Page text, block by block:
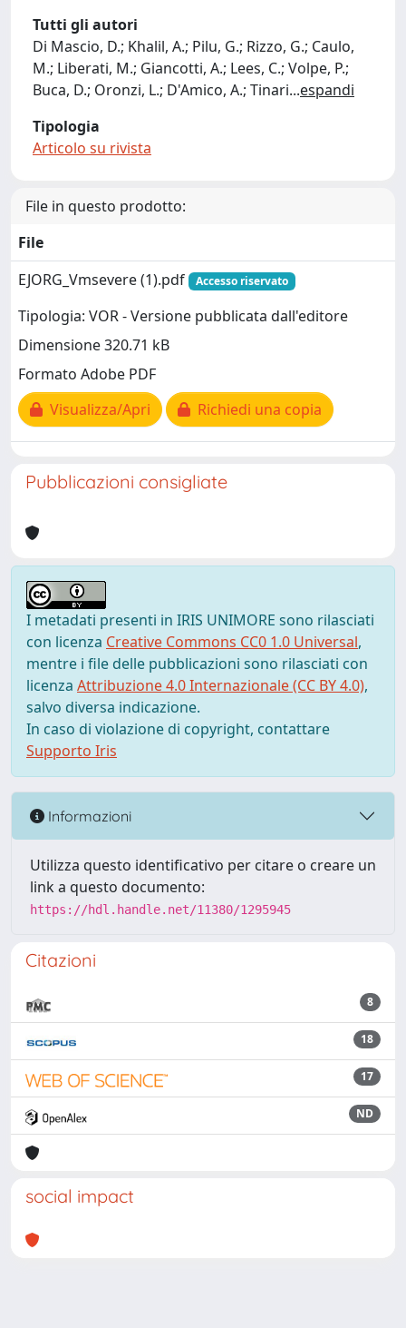
Tutti gli autori
Di Mascio, D.; Khalil, A.; Pilu, G.; Rizzo, G.; Caulo,
M.; Liberati, M.; Giancotti, A.; Lees, C.; Volpe, P.;
Buca, D.; Oronzi, L.; D'Amico, A.; Tinari...espandi
Tipologia
Articolo su rivista
File in questo prodotto:
File
EJORG_Vmsevere (1).pdf
Accesso riservato
Tipologia: VOR - Versione pubblicata dall'editore
Dimensione 320.71 kB
Formato Adobe PDF
Visualizza/Apri
Richiedi una copia
Pubblicazioni consigliate
I metadati presenti in IRIS UNIMORE sono rilasciati
con licenza Creative Commons CC0 1.0 Universal,
mentre i file delle pubblicazioni sono rilasciati con
licenza Attribuzione 4.0 Internazionale (CC BY 4.0),
salvo diversa indicazione.
In caso di violazione di copyright, contattare
Supporto Iris
Informazioni
Utilizza questo identificativo per citare o creare un
link a questo documento:
https://hdl.handle.net/11380/1295945
Citazioni
8
18
17
ND
social impact